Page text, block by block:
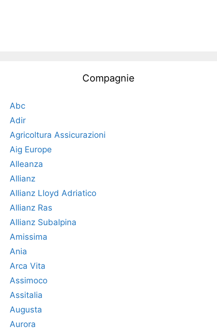
Compagnie
Abc
Adir
Agricoltura Assicurazioni
Aig Europe
Alleanza
Allianz
Allianz Lloyd Adriatico
Allianz Ras
Allianz Subalpina
Amissima
Ania
Arca Vita
Assimoco
Assitalia
Augusta
Aurora